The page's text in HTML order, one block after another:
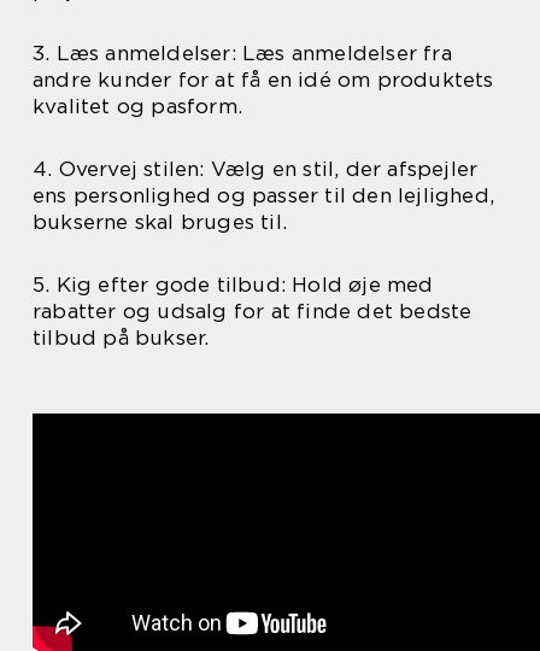
3. Læs anmeldelser: Læs anmeldelser fra
andre kunder for at få en idé om produktets
kvalitet og pasform.
4. Overvej stilen: Vælg en stil, der afspejler
ens personlighed og passer til den lejlighed,
bukserne skal bruges til.
5. Kig efter gode tilbud: Hold øje med
rabatter og udsalg for at finde det bedste
tilbud på bukser.